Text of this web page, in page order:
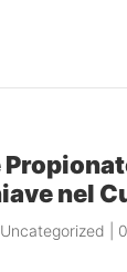
nel
Uncategorized